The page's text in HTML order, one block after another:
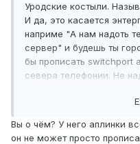
Уродские костыли.
И да, это касается
наприме "А нам надоть
сервер" и будешь ты
бы прописать switchport
севера телефонии. Не
Вы о чём? У него аплинки
он не может просто